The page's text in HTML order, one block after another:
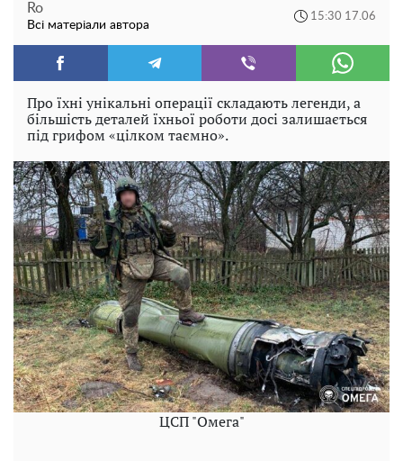
Ro
Всі матеріали автора
15:30 17.06
Про їхні унікальні операції складають легенди, а
більшість деталей їхньої роботи досі залишається
під грифом «цілком таємно».
ЦСП "Омега"